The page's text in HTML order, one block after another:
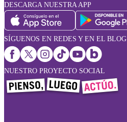
DESCARGA NUESTRA APP
SÍGUENOS EN REDES Y EN EL BLOG
NUESTRO PROYECTO SOCIAL